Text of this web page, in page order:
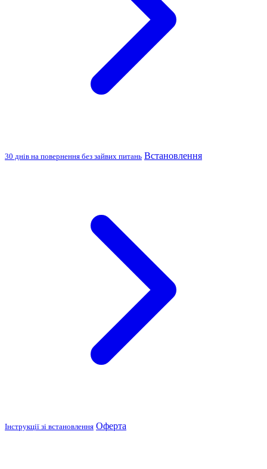
30 днів на повернення без зайвих питань Встановлення
Інструкції зі встановлення Оферта